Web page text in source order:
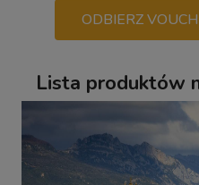
ODBIERZ
Lista produktów